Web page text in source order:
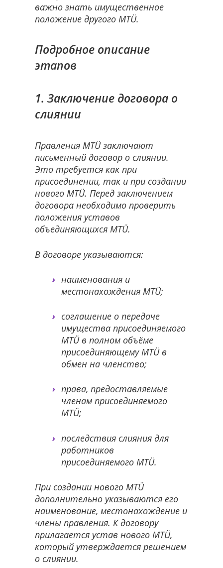
важно знать имущественное
положение другого MTÜ.
Подробное описание
этапов
1. Заключение договора о
слиянии
Правления MTÜ заключают
письменный договор о слиянии.
Это требуется как при
присоединении, так и при создании
нового MTÜ. Перед заключением
договора необходимо проверить
положения уставов
объединяющихся MTÜ.
В договоре указываются:
наименования и
местонахождения MTÜ;
соглашение о передаче
имущества присоединяемого
MTÜ в полном объёме
присоединяющему MTÜ в
обмен на членство;
права, предоставляемые
членам присоединяемого
MTÜ;
последствия слияния для
работников
присоединяемого MTÜ.
При создании нового MTÜ
дополнительно указываются его
наименование, местонахождение и
члены правления. К договору
прилагается устав нового MTÜ,
который утверждается решением
о слиянии.